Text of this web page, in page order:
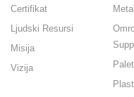
Certifikat
Ljudski Resursi
Misija
Vizija